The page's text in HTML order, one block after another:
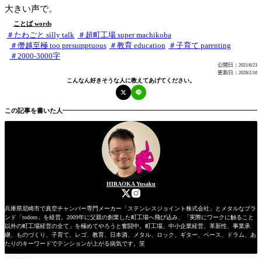
大きい声で。
ことば words
たわごと silly talk
超町工場 super machikoba
僭越至極 too presumptuous
教育 education
子育て parenting
2000-3000字
公開日： 2021/6/23
更新日： 2026/2/10
こんなん好きそうな人に教えてあげてください。
この記事を書いた人
HIRAOKA Yusaku
兵庫県尼崎市で真空チャンバー専門メーカー「ステンレスジョイント株式会社」とメタルなブラ
ンド「todoro」を経営。2009年に父親の創業した町工場へ飛び込み、「実際にワークに触ること
以外の町工場経営の全て」を極めてやろうと奮闘中。町工場、中小企業経営、革新性、事業承
継、ものづくり、子育て、レゴ、教育、日本酒、メタル、ロック、ギター、ベース、ドラム、あ
たりのキーワードでテンションが上がる病気です。笑